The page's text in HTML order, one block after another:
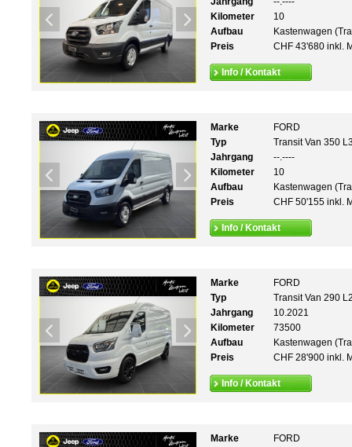
Kilometer
10
Aufbau
Kastenwagen
Preis
CHF 43'680 inkl.
Info / Kontakt
Marke
FORD
Typ
Transit Van 350
Jahrgang
--.----
Kilometer
10
Aufbau
Kastenwagen
Preis
CHF 50'155 inkl.
Info / Kontakt
Marke
FORD
Typ
Transit Van 290
Jahrgang
10.2021
Kilometer
73500
Aufbau
Kastenwagen
Preis
CHF 28'900 inkl.
Info / Kontakt
Marke
FORD